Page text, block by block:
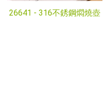
26641 - 316不銹鋼燜燒壺